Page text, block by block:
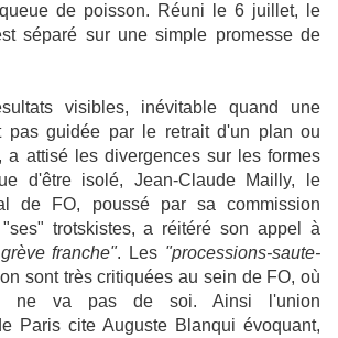
de poisson. Réuni le 6 juillet, le
séparé sur une simple promesse de
visibles, inévitable quand une
pas guidée par le retrait d'un plan ou
a attisé les divergences sur les formes
d'être isolé, Jean-Claude Mailly, le
de FO, poussé par sa commission
trotskistes, a réitéré son appel à
franche". Les "processions-saute-
sont très critiquées au sein de FO, où
ne va pas de soi. Ainsi l'union
Paris cite Auguste Blanqui évoquant,